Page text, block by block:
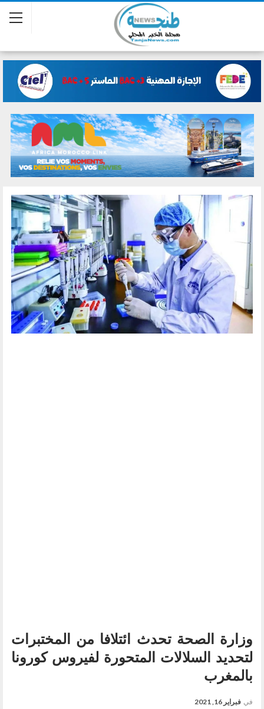
وزارة الصحة تحدث ائتلافا من المختبرات
لتحديد السلالات المتحورة لفيروس كورونا
بالمغرب
في فبراير 16, 2021